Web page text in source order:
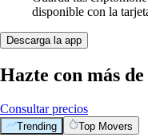
disponible con la
Descarga la app
Hazte con más
Consultar precios
Trending Top Movers